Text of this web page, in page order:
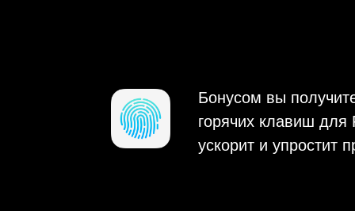
Бонусом вы
горячих клавиш для
ускорит и упростит